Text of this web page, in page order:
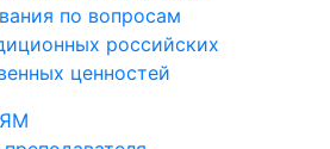
по вопросам
российских
ценностей